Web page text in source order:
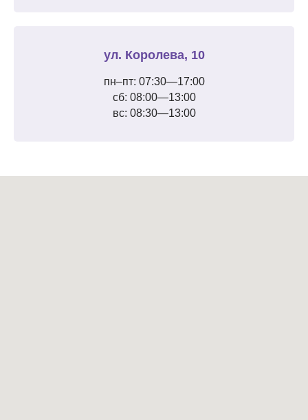
ул. Королева, 10
пн–пт: 07:30—17:00
сб: 08:00—13:00
вс: 08:30—13:00